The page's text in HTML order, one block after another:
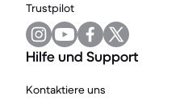
Trustpilot
Hilfe und Support
Kontaktiere uns